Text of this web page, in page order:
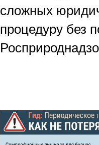
сложных
процедуру без